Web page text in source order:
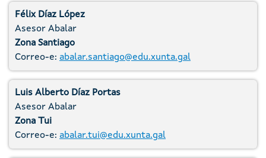
Félix Díaz López
Asesor Abalar
Zona Santiago
Correo-e: abalar.santiago@edu.xunta.gal
Luis Alberto Díaz Portas
Asesor Abalar
Zona Tui
Correo-e: abalar.tui@edu.xunta.gal